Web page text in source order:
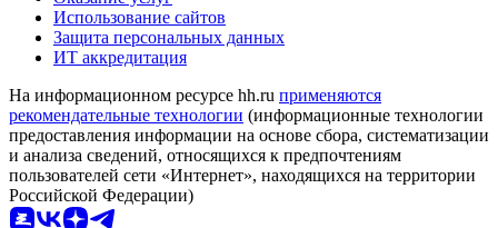
Использование сайтов
Защита персональных данных
ИТ аккредитация
На информационном ресурсе hh.ru применяются
рекомендательные технологии (информационные технологии
предоставления информации на основе сбора, систематизации
и анализа сведений, относящихся к предпочтениям
пользователей сети «Интернет», находящихся на территории
Российской Федерации)